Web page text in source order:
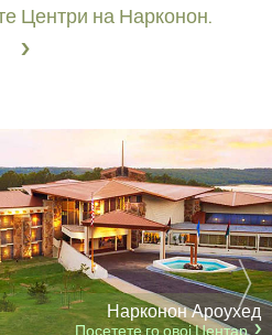
Центри на Нарконон.
Нарконон Ароухед
Посетете го овој Центар